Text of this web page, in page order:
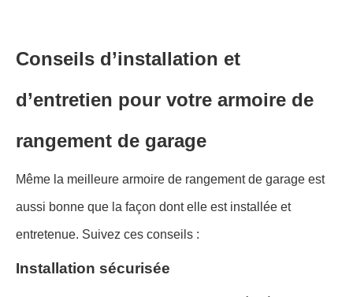
Conseils d’installation et
d’entretien pour votre armoire de
rangement de garage
Même la meilleure armoire de rangement de garage est
aussi bonne que la façon dont elle est installée et
entretenue. Suivez ces conseils :
Installation sécurisée